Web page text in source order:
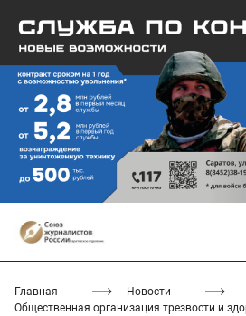
Главная
Новости
Общественная организация трезвости и